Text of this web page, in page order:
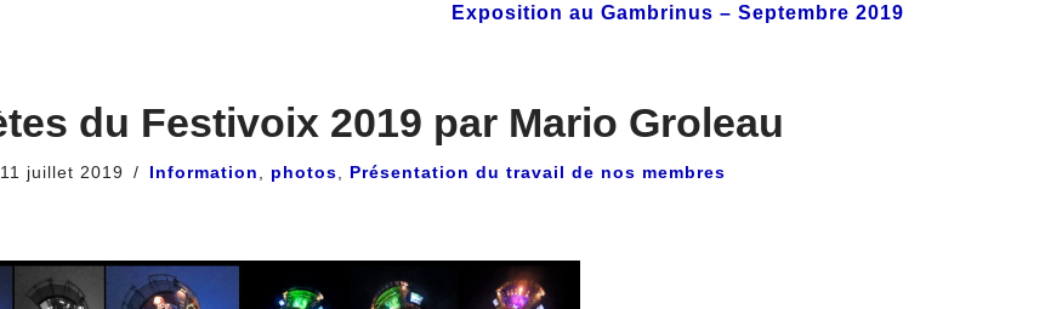
Exposition au Gambrinus – Septembre 2019
du Festivoix 2019 par Mario Groleau
11 juillet 2019 Information photos Présentation du travail de nos membres